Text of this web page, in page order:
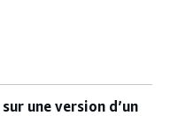
une version d’un